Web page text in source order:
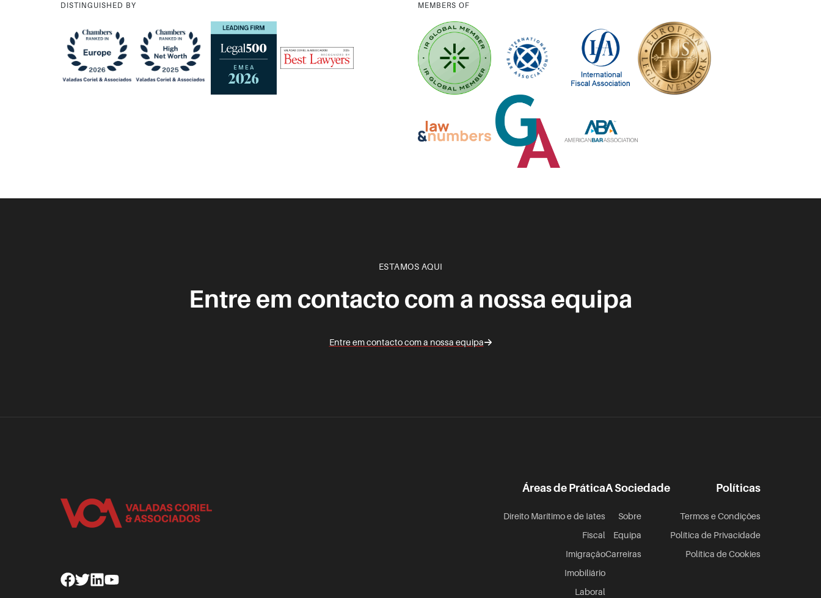
DISTINGUISHED BY MEMBERS OF
ESTAMOS AQUI
Entre em contacto com a nossa equipa
Entre em contacto com a nossa equipa
Áreas de Prática
Direito Marítimo e de Iates
Fiscal
Imigração
Imobiliário
Laboral
A Sociedade
Sobre
Equipa
Carreiras
Políticas
Termos e Condições
Política de Privacidade
Política de Cookies
Facebook
TwitterLinkedinYoutube